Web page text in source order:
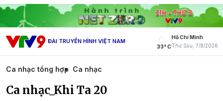
ĐÀI TRUYỀN HÌNH VIỆT NAM
33° C
Hồ Chí Minh
Thứ Sáu, 7/8/2026
Ca nhạc tổng hợp Ca nhạc
Ca nhạc_Khi Ta 20